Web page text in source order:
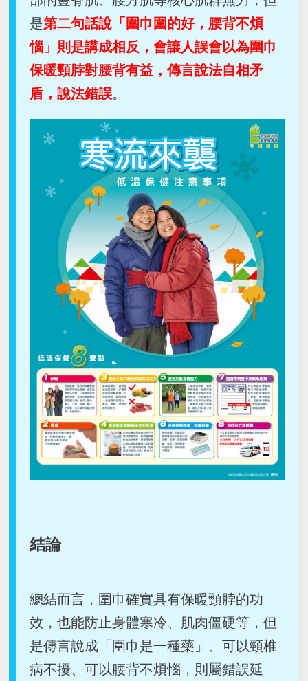
是第二句話說「圍巾圍的好，腰背不煩
惱」則是講成相反，會讓人誤會以為圍巾
保暖頸脖對腰背有益，傳言說法自相矛
盾，說法錯誤。
結論
總結而言，圍巾確實具有保暖頸脖的功
效，也能防止身體寒冷、肌肉僵硬等，但
是傳言說成「圍巾是一種藥」、可以頸椎
病不擾、可以腰背不煩惱，則屬錯誤延